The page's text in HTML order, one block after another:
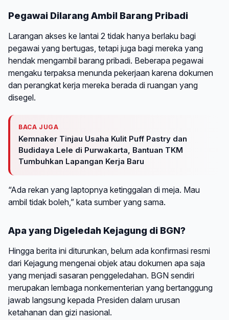
Pegawai Dilarang Ambil Barang Pribadi
Larangan akses ke lantai 2 tidak hanya berlaku bagi
pegawai yang bertugas, tetapi juga bagi mereka yang
hendak mengambil barang pribadi. Beberapa pegawai
mengaku terpaksa menunda pekerjaan karena dokumen
dan perangkat kerja mereka berada di ruangan yang
disegel.
BACA JUGA
Kemnaker Tinjau Usaha Kulit Puff Pastry dan
Budidaya Lele di Purwakarta, Bantuan TKM
Tumbuhkan Lapangan Kerja Baru
“Ada rekan yang laptopnya ketinggalan di meja. Mau
ambil tidak boleh,” kata sumber yang sama.
Apa yang Digeledah Kejagung di BGN?
Hingga berita ini diturunkan, belum ada konfirmasi resmi
dari Kejagung mengenai objek atau dokumen apa saja
yang menjadi sasaran penggeledahan. BGN sendiri
merupakan lembaga nonkementerian yang bertanggung
jawab langsung kepada Presiden dalam urusan
ketahanan dan gizi nasional.